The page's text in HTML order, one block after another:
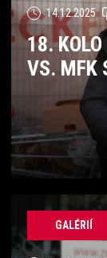
14.12.2025
18.
VS. MFK
GALÉRIÍ